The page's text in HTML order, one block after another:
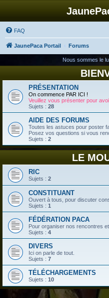
FAQ
JaunePaca Portail Forums
Nous sommes le
PRÉSENTATION
On commence PAR ICI !
Veuillez vous présenter pour
Sujets : 28
AIDE DES FORUMS
Toutes les astuces pour poster
Posez vos questions si vous
Sujets : 2
LE
RIC
Sujets : 2
CONSTITUANT
Ouvert à tous, pour discuter
Sujets : 1
FÉDÉRATION PACA
Pour organiser nos rencontres
Sujets : 4
DIVERS
Ici on parle de tout.
Sujets : 7
TÉLÉCHARGEMENTS
Sujets : 10